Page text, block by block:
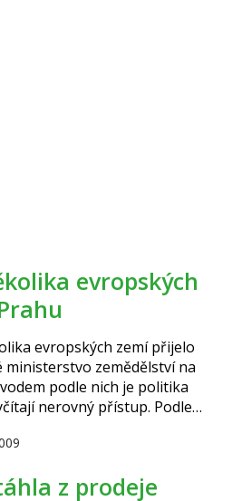
evropských zemí přijelo
zemědělství na
podle nich je politika
nerovný přístup. Podle
těm ze starých